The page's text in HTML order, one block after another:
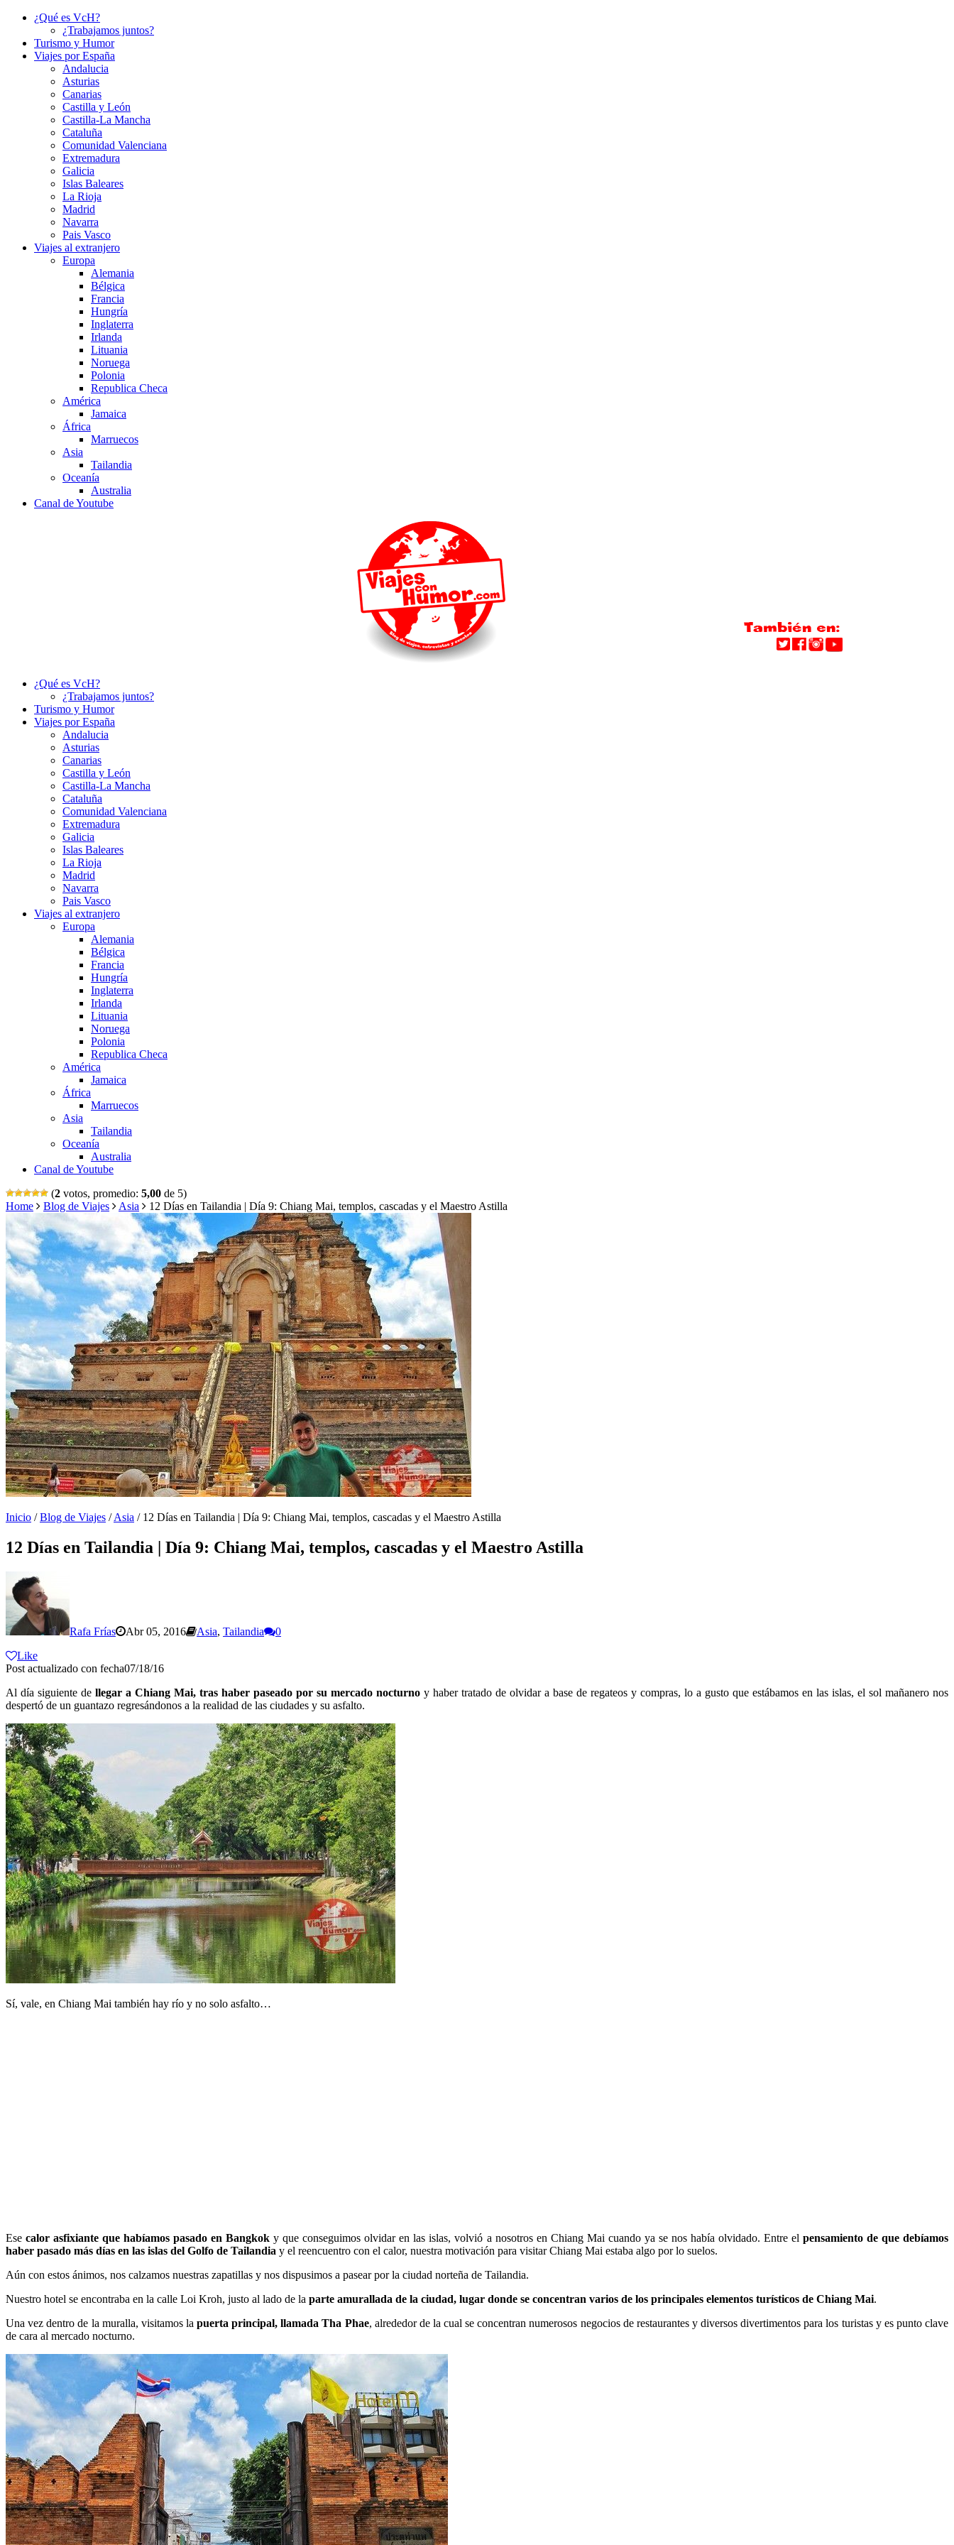
¿Qué es VcH?
¿Trabajamos juntos?
Turismo y Humor
Viajes por España
Andalucia
Asturias
Canarias
Castilla y León
Castilla-La Mancha
Cataluña
Comunidad Valenciana
Extremadura
Galicia
Islas Baleares
La Rioja
Madrid
Navarra
Pais Vasco
Viajes al extranjero
Europa
Alemania
Bélgica
Francia
Hungría
Inglaterra
Irlanda
Lituania
Noruega
Polonia
Republica Checa
América
Jamaica
África
Marruecos
Asia
Tailandia
Oceanía
Australia
Canal de Youtube
¿Qué es VcH?
¿Trabajamos juntos?
Turismo y Humor
Viajes por España
Andalucia
Asturias
Canarias
Castilla y León
Castilla-La Mancha
Cataluña
Comunidad Valenciana
Extremadura
Galicia
Islas Baleares
La Rioja
Madrid
Navarra
Pais Vasco
Viajes al extranjero
Europa
Alemania
Bélgica
Francia
Hungría
Inglaterra
Irlanda
Lituania
Noruega
Polonia
Republica Checa
América
Jamaica
África
Marruecos
Asia
Tailandia
Oceanía
Australia
Canal de Youtube
(2 votos, promedio: 5,00 de 5)
Home
Blog de Viajes Asia 12 Días en Tailandia | Día 9: Chiang Mai, templos, cascadas y el Maestro Astilla
Inicio /Blog de Viajes /Asia / 12 Días en Tailandia | Día 9: Chiang Mai, templos, cascadas y el Maestro Astilla
12 Días en Tailandia | Día 9: Chiang Mai, templos, cascadas y el Maestro Astilla
Rafa Frías Abr 05, 2016 Asia, Tailandia
0
Like
Post actualizado con fecha07/18/16
Al día siguiente de llegar a Chiang Mai, tras haber paseado por su mercado nocturno y haber tratado de olvidar a base de regateos y compras, lo a gusto que estábamos en las islas, el sol mañanero nos
despertó de un guantazo regresándonos a la realidad de las ciudades y su asfalto.
Sí, vale, en Chiang Mai también hay río y no solo asfalto…
Esecalor asfixiante que habíamos pasado en Bangkok y que conseguimos olvidar en las islas, volvió a nosotros en Chiang Mai cuando ya se nos había olvidado. Entre el pensamiento de que debíamos
haber pasado más días en las islas del Golfo de Tailandia y el reencuentro con el calor, nuestra motivación para visitar Chiang Mai estaba algo por lo suelos.
Aún con estos ánimos, nos calzamos nuestras zapatillas y nos dispusimos a pasear por la ciudad norteña de Tailandia.
Nuestro hotel se encontraba en la calle Loi Kroh, justo al lado de la parte amurallada de la ciudad, lugar donde se concentran varios de los principales elementos turísticos de Chiang Mai.
Una vez dentro de la muralla, visitamos la puerta principal, llamada Tha Phae, alrededor de la cual se concentran numerosos negocios de restaurantes y diversos divertimentos para los turistas y es punto clave
de cara al mercado nocturno.